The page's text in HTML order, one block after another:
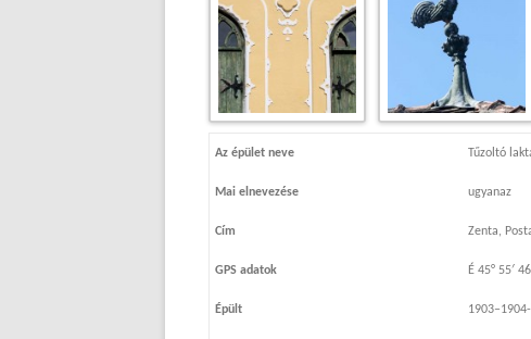
Az épület neve Tűzoltó
Mai elnevezése ugyanaz
Cím Zenta,
GPS adatok É 45° 55′
Épült